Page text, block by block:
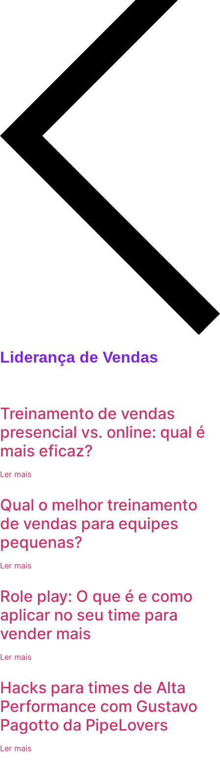
Liderança de Vendas
⁠Treinamento de vendas
presencial vs. online: qual é
mais eficaz?
Ler mais
Qual o melhor treinamento
de vendas para equipes
pequenas?
Ler mais
Role play: O que é e como
aplicar no seu time para
vender mais
Ler mais
Hacks para times de Alta
Performance com Gustavo
Pagotto da PipeLovers
Ler mais